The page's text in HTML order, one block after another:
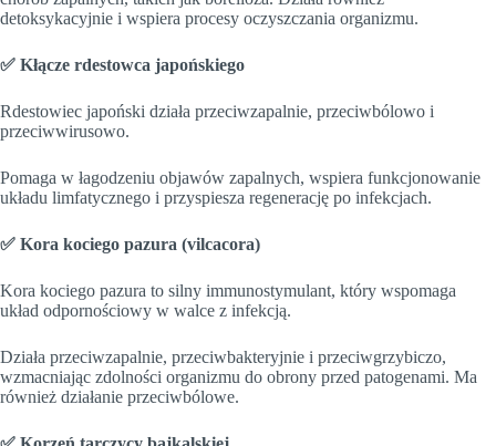
detoksykacyjnie i wspiera procesy oczyszczania organizmu.
✅ Kłącze rdestowca japońskiego
Rdestowiec japoński działa przeciwzapalnie, przeciwbólowo i
przeciwwirusowo.
Pomaga w łagodzeniu objawów zapalnych, wspiera funkcjonowanie
układu limfatycznego i przyspiesza regenerację po infekcjach.
✅ Kora kociego pazura (vilcacora)
Kora kociego pazura to silny immunostymulant, który wspomaga
układ odpornościowy w walce z infekcją.
Działa przeciwzapalnie, przeciwbakteryjnie i przeciwgrzybiczo,
wzmacniając zdolności organizmu do obrony przed patogenami. Ma
również działanie przeciwbólowe.